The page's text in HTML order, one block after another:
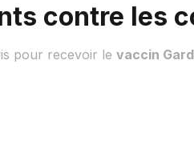
contre les
pour recevoir le vaccin